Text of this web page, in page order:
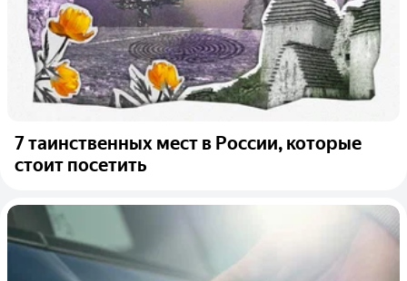
7 таинственных мест в России, которые
стоит посетить